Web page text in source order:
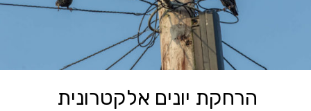
הרחקת יונים אלקטרונית